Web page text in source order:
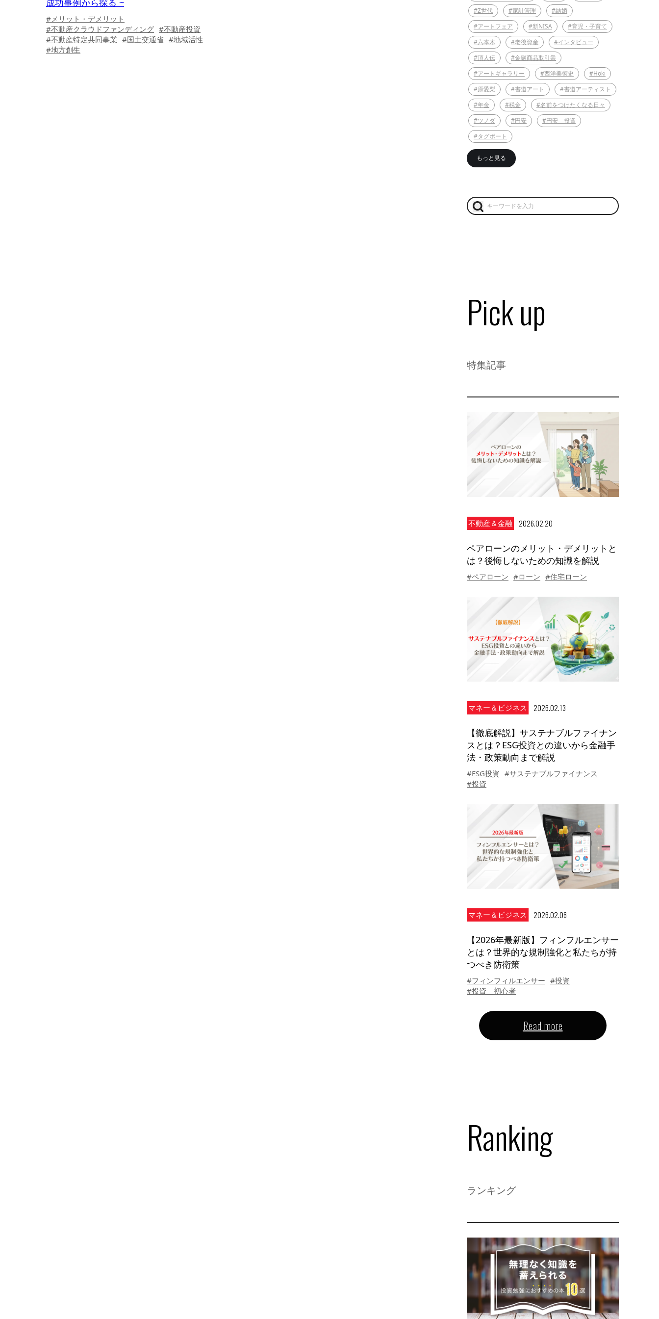
成功事例から探る ~
#メリット・デメリット
#不動産クラウドファンディング #不動産投資
#不動産特定共同事業 #国土交通省 #地域活性
#地方創生
#Z世代 #家計管理
#結婚
#アートフェア
#新NISA
#育児・子育て
#六本木
#老後資産
#インタビュー
#頂人伝
#金融商品取引業
#アートギャラリー
#西洋美術史
#Hoki
#原愛梨
#書道アート
#書道アーティスト
#年金
#税金
#名前をつけたくなる日々
#ツノダ
#円安
#円安 投資
#タグボート
もっと見る
Pick up
特集記事
不動産＆金融 2026.02.20
ペアローンのメリット・デメリットと
は？後悔しないための知識を解説
#ペアローン #ローン #住宅ローン
マネー＆ビジネス 2026.02.13
【徹底解説】サステナブルファイナン
スとは？ESG投資との違いから金融手
法・政策動向まで解説
#ESG投資 #サステナブルファイナンス
#投資
マネー＆ビジネス 2026.02.06
【2026年最新版】フィンフルエンサー
とは？世界的な規制強化と私たちが持
つべき防衛策
#フィンフィルエンサー #投資
#投資 初心者
Read more
Ranking
ランキング